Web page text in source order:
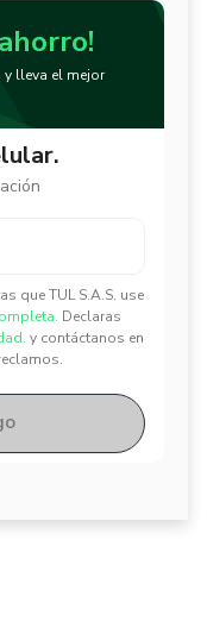
lleva el mejor
que TUL S.A.S. use
Declaras
y contáctanos en
✕
✕